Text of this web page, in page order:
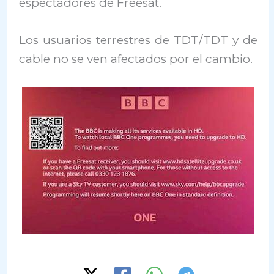
Los usuarios terrestres de TDT/TDT y de
cable no se ven afectados por el cambio.